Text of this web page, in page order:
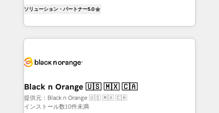
Formations des utilisateurs
Integrations, Custom AI agents and AI-ready Website
Design With over 15 years of experience, we help
companies bridge the gap between marketing, sales,
data hygiene, and tailored HubSpot solutions. Our
a global consultancy with the care and agility of a
boutique firm. At Triario, we’re big enough to deliver
but small enough to listen. Our Services: HubSpot
ソリューション・パートナー5.0
Black n Orange 🇺🇸 🇲🇽 🇨🇦
提供元：Black n Orange 🇺🇸 🇲🇽 🇨🇦
インストール数10件未満